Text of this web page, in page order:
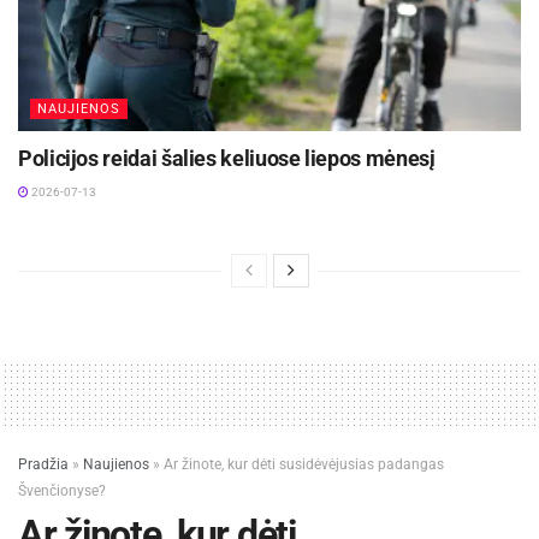
Stasiūnuose, Kaišiadorių rajone vyksta naujų
modulinių katilinių įrengimo darbai
2026-07-28
NAUJIENOS
Policijos reidai šalies keliuose liepos mėnesį
2026-07-13
Pradžia » Naujienos » Ar žinote, kur dėti susidėvėjusias padangas
Švenčionyse?